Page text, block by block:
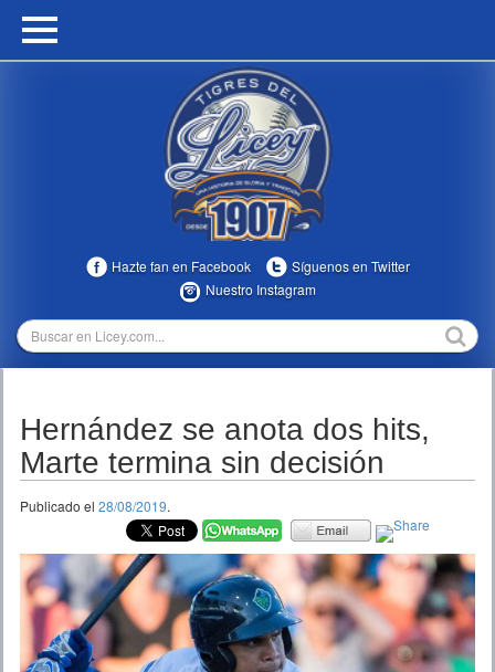
HOME
MULTIMEDIA
TEMPORADAS
Hazte fan en Facebook
Síguenos en Twitter
Nuestro Instagram
Hernández se anota dos hits,
Marte termina sin decisión
Publicado el 28/08/2019.